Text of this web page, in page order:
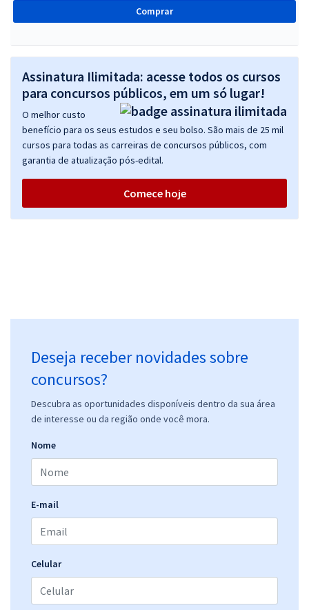
Comprar
Assinatura Ilimitada: acesse todos os cursos
para concursos públicos, em um só lugar!
O melhor custo
benefício para os seus estudos e seu bolso. São mais de 25 mil
cursos para todas as carreiras de concursos públicos, com
garantia de atualização pós-edital.
Comece hoje
Deseja receber novidades sobre
concursos?
Descubra as oportunidades disponíveis dentro da sua área
de interesse ou da região onde você mora.
Nome
E-mail
Celular